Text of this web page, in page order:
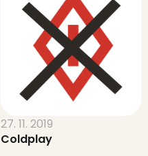
27. 11. 2019
Coldplay